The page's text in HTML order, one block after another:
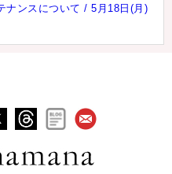
ナンスについて / 5月18日(月)